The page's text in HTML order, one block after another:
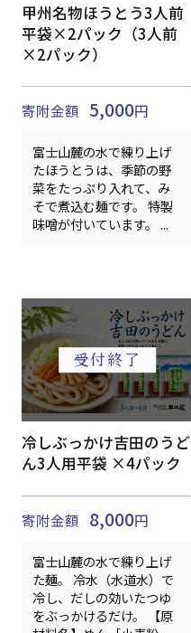
甲州名物ほうとう3人前
平袋×2パック（3人前
×2パック）
寄附金額 5,000円
富士山麓の水で練り上げ
たほうとうは、季節の野
菜をたっぷり入れて、み
そで煮込む麺です。 特製
味噌が付いています。 ...
冷しぶっかけ吉田のうど
ん3人用平袋 ×4パック
寄附金額 8,000円
富士山麓の水で練り上げ
た麺。 冷水（水道水）で
冷し、だしの効いたつゆ
をぶっかけるだけ。 【原